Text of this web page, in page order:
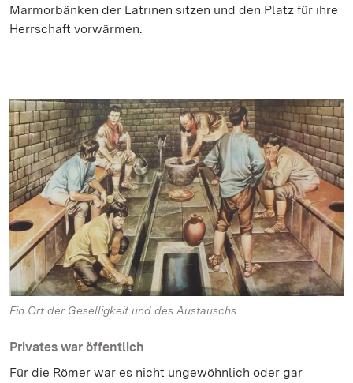
Marmorbänken der Latrinen sitzen und den Platz für ihre
Herrschaft vorwärmen.
Ein Ort der Geselligkeit und des Austauschs.
Privates war öffentlich
Für die Römer war es nicht ungewöhnlich oder gar